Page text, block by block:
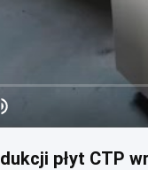
płyt CTP